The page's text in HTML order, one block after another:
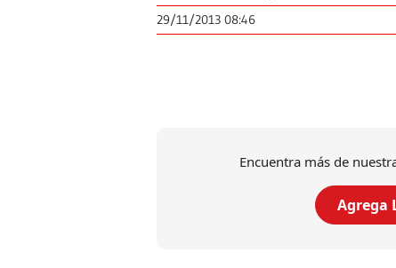
29/11/2013 08:46
Encuentra más de
Agrega